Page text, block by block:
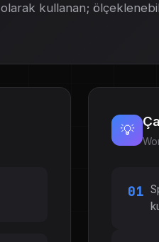
olarak kullanan;
💡
01